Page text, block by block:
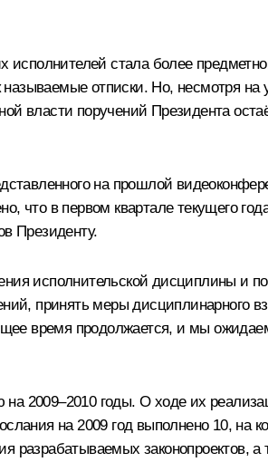
исполнителей стала более
называемые отписки. Но, несмотря
власти поручений Президента
на прошлой
что в первом квартале текущего
Президенту.
исполнительской дисциплины и
принять меры дисциплинарного
время продолжается, и мы
2009–2010 годы. О ходе их
на 2009 год выполнено 10, на
разрабатываемых законопроектов, а